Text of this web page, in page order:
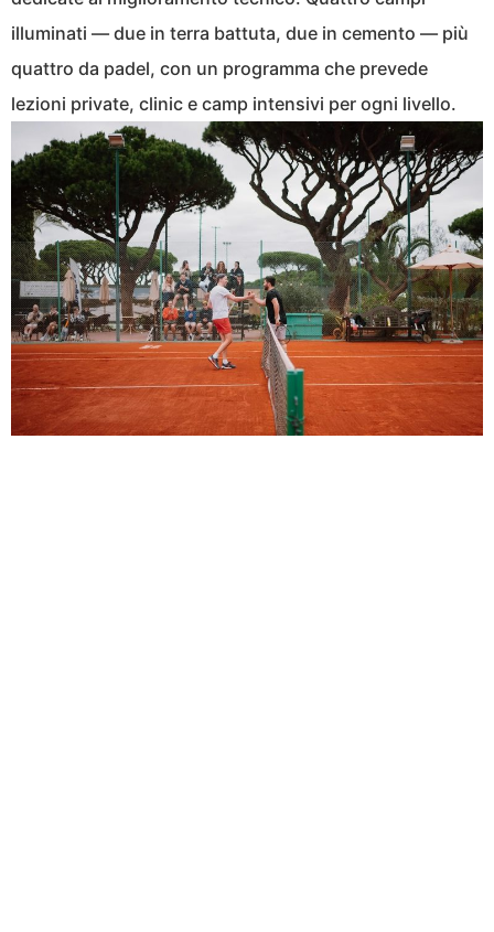
illuminati — due in terra battuta, due in cemento — più
quattro da padel, con un programma che prevede
lezioni private, clinic e camp intensivi per ogni livello.